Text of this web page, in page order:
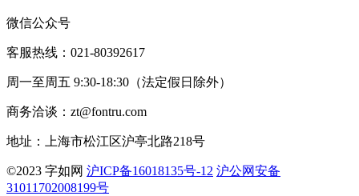
微信公众号
客服热线：021-80392617
周一至周五 9:30-18:30（法定假日除外）
商务洽谈：zt@fontru.com
地址：上海市松江区沪亭北路218号
©️2023 字如网 沪ICP备16018135号-12 沪公网安备
31011702008199号